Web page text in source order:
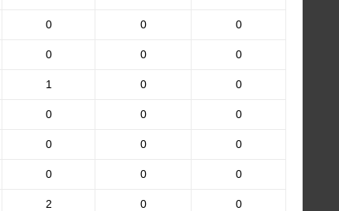
0 0 0
0 0 0
1 0 0
0 0 0
0 0 0
0 0 0
2 0 0